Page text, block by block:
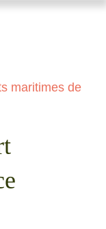
maritimes de